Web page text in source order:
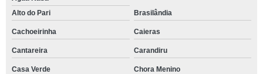
Alto do Pari
Brasilândia
Cachoeirinha Caieras
Cantareira Carandiru
Casa Verde Chora Menino